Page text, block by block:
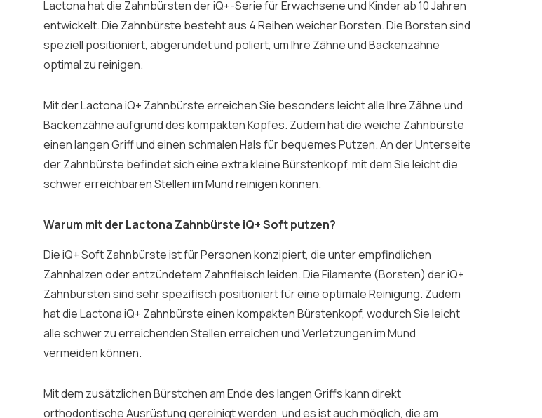
Lactona hat die Zahnbürsten der iQ+-Serie für Erwachsene und Kinder ab 10 Jahren
entwickelt. Die Zahnbürste besteht aus 4 Reihen weicher Borsten. Die Borsten sind
speziell positioniert, abgerundet und poliert, um Ihre Zähne und Backenzähne
optimal zu reinigen.
Mit der Lactona iQ+ Zahnbürste erreichen Sie besonders leicht alle Ihre Zähne und
Backenzähne aufgrund des kompakten Kopfes. Zudem hat die weiche Zahnbürste
einen langen Griff und einen schmalen Hals für bequemes Putzen. An der Unterseite
der Zahnbürste befindet sich eine extra kleine Bürstenkopf, mit dem Sie leicht die
schwer erreichbaren Stellen im Mund reinigen können.
Warum mit der Lactona Zahnbürste iQ+ Soft putzen?
Die iQ+ Soft Zahnbürste ist für Personen konzipiert, die unter empfindlichen
Zahnhalzen oder entzündetem Zahnfleisch leiden. Die Filamente (Borsten) der iQ+
Zahnbürsten sind sehr spezifisch positioniert für eine optimale Reinigung. Zudem
hat die Lactona iQ+ Zahnbürste einen kompakten Bürstenkopf, wodurch Sie leicht
alle schwer zu erreichenden Stellen erreichen und Verletzungen im Mund
vermeiden können.
Mit dem zusätzlichen Bürstchen am Ende des langen Griffs kann direkt
orthodontische Ausrüstung gereinigt werden, und es ist auch möglich, die am